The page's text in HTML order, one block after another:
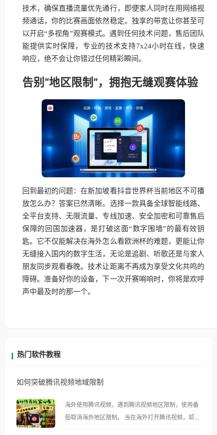
技术，确保直播流量优先通行，即便家人同时在用网络视
频通话，你的比赛画面依然稳定。独享的带宽让你甚至可
以开启“多视角”观赛模式。遇到任何技术问题，售后团队
能提供实时保障，专业的技术支持7x24小时在线，快速
响应，绝不会让你错过任何精彩瞬间。
告别“地区限制”，拥抱无缝观赛体验
回到最初的问题：在新加坡看抖音世界杯当前地区不可播
放怎么办？答案已然清晰。选择一款具备全球智能线路、
全平台支持、无限流量、专线加速、安全加密和可靠售后
保障的回国加速器，是打破这面“数字围墙”的最有效钥
匙。它不仅能解决在海外怎么看欧洲杯的难题，更能让你
无缝接入国内的数字生活，无论是追剧、听歌还是与家人
朋友同步观看春晚。技术让距离不再成为享受文化共鸣的
障碍。准备好你的设备，下一次开赛哨响时，你将是欢呼
声中最及时的那一个。
热门软件教程
如何突破腾讯视频地域限制
海外使用腾讯视频，遇到腾讯视频地区限制，使用番
茄取消海外地区限制。 当在海外打开腾讯视频，却突